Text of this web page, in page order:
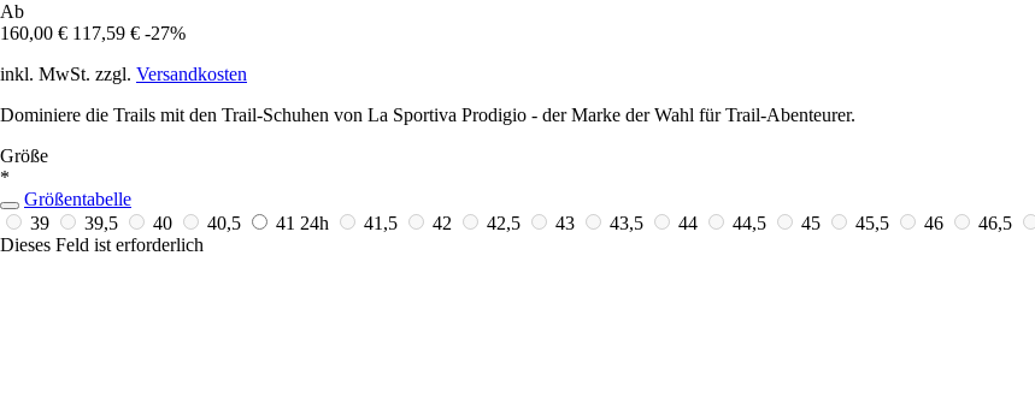
Ab
160,00 € 117,59 € -27%
inkl. MwSt. zzgl. Versandkosten
Dominiere die Trails mit den Trail-Schuhen von La Sportiva Prodigio - der Marke der Wahl für Trail-Abenteurer.
Größe
*
Größentabelle
39
39,5 40 40,5 41 24h 41,5 42 42,5 43 43,5 44 44,5 45 45,5 46 46,5
Dieses Feld ist erforderlich